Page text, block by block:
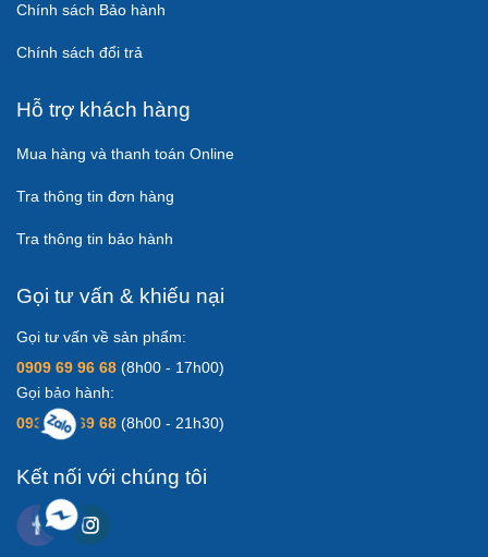
Chính sách Bảo hành
Chính sách đổi trả
Hỗ trợ khách hàng
Mua hàng và thanh toán Online
Tra thông tin đơn hàng
Tra thông tin bảo hành
Gọi tư vấn & khiếu nại
Gọi tư vấn về sản phẩm:
0909 69 96 68 (8h00 - 17h00)
Gọi bảo hành:
0931 83 69 68 (8h00 - 21h30)
Kết nối với chúng tôi